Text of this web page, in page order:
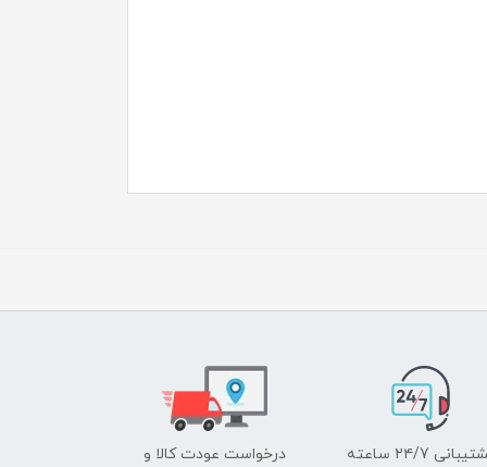
۲۴/7 ساعته
درخواست عودت کالا و